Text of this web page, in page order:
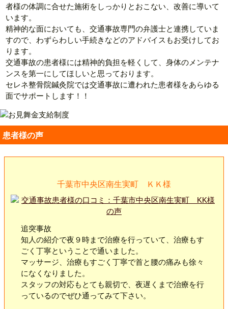
者様の体調に合せた施術をしっかりとおこない、改善に導いて
います。
精神的な面においても、交通事故専門の弁護士と連携していま
すので、わずらわしい手続きなどのアドバイスもお受けしてお
ります。
交通事故の患者様には精神的負担を軽くして、身体のメンテナ
ンスを第一にしてほしいと思っております。
セレネ整骨院鍼灸院では交通事故に遭われた患者様をあらゆる
面でサポートします！！
患者様の声
千葉市中央区南生実町 ＫＫ様
追突事故
知人の紹介で夜９時まで治療を行っていて、治療もす
ごく丁寧ということで通いました。
マッサージ、治療もすごく丁寧で首と腰の痛みも徐々
になくなりました。
スタッフの対応もとても親切で、夜遅くまで治療を行
っているのでぜひ通ってみて下さい。